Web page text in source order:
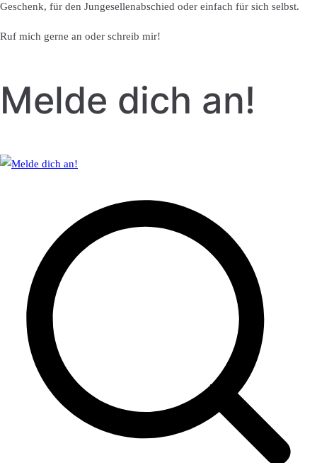
Geschenk, für den Jungesellenabschied oder einfach für sich selbst.
Ruf mich gerne an oder schreib mir!
Melde dich an!